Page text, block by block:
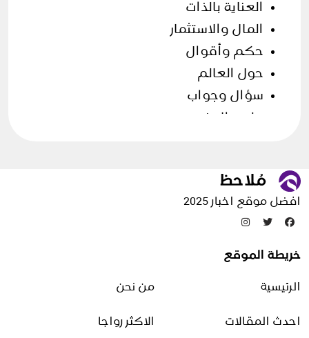
العناية بالذات
المال والاستثمار
حكم وأقوال
حول العالم
سؤال وجواب
علوم الارض
مقالات منوعة
تدوينات عشوائية
افضل موقع اخبار 2025
خريطة الموقع
الرئيسية من نحن
احدث المقالات الاكثر رواجا